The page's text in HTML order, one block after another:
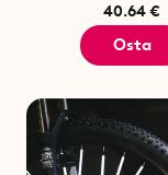
40.64 €
Osta